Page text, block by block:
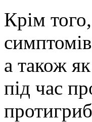
Крім
а також
під час